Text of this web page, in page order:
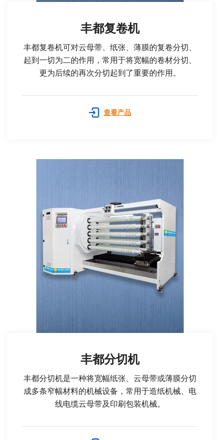
丰都复卷机
丰都复卷机可对云母带、纸张、薄膜的复卷分切、
起到一切为二的作用，常用于将宽幅的卷材分切、
更为后续的再次分切起到了重要的作用。
查看产品
丰都分切机
丰都分切机是一种将宽幅纸张、云母带或薄膜分切
成多条窄幅材料的机械设备，常用于造纸机械、电
线电缆云母带及印刷包装机械。